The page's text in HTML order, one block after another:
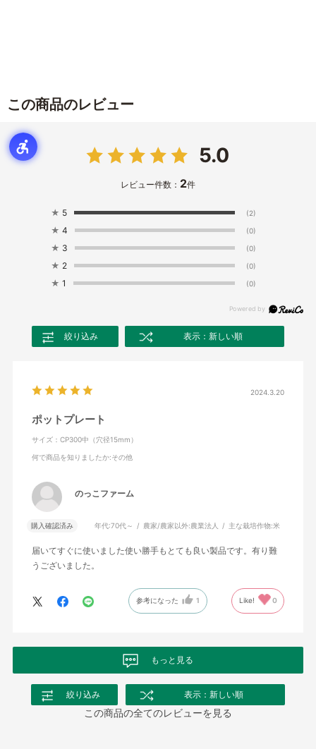
この商品のレビュー
5.0
レビュー件数： 2件
★ 5 (2)
★ 4 (0)
★ 3 (0)
★ 2 (0)
★ 1 (0)
絞り込み 表示：新しい順
2024.3.20
ポットプレート
サイズ：CP300中（穴径15mm）
何で商品を知りましたか:その他
のっこファーム
購入確認済み 年代:70代～ 農家/農家以外:農業法人 主な栽培作物:米
届いてすぐに使いました使い勝手もとても良い製品です。有り難
うございました。
参考になった 1 Like! 0
もっと見る
絞り込み 表示：新しい順
この商品の全てのレビューを見る